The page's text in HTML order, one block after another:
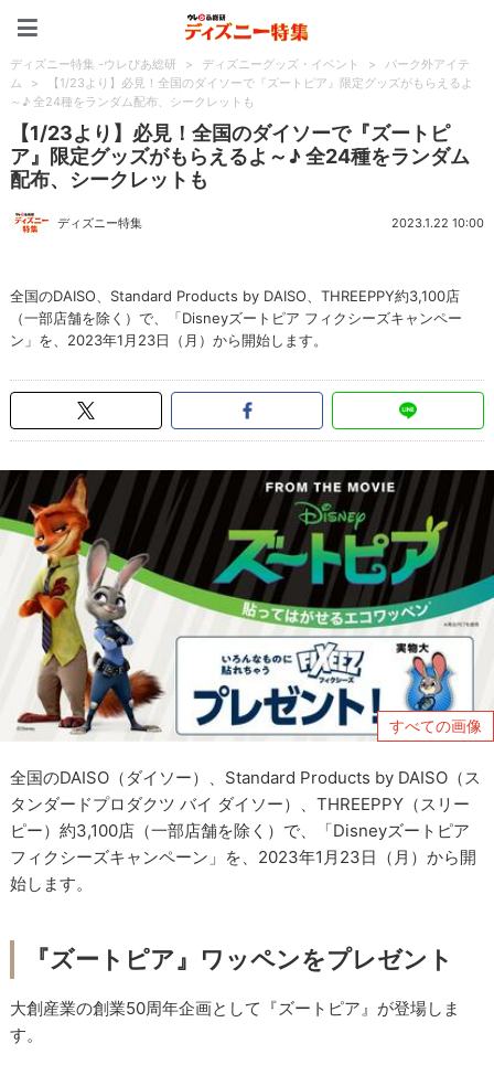
ディズニー特集 -ウレぴあ総研 > ディズニーグッズ・イベント >
パーク外アイテ
ム
>
【1/23より】必見！全国のダイソーで『ズートピア』限定グッズがもらえるよ
～♪ 全24種をランダム配布、シークレットも
【1/23より】必見！全国のダイソーで『ズートピ
ア』限定グッズがもらえるよ～♪ 全24種をランダム
配布、シークレットも
ディズニー特集 2023.1.22 10:00
全国のDAISO、Standard Products by DAISO、THREEPPY約3,100店
（一部店舗を除く）で、「Disneyズートピア フィクシーズキャンペー
ン」を、2023年1月23日（月）から開始します。
すべての画像
全国のDAISO（ダイソー）、Standard Products by DAISO（ス
タンダードプロダクツ バイ ダイソー）、THREEPPY（スリー
ピー）約3,100店（一部店舗を除く）で、「Disneyズートピア
フィクシーズキャンペーン」を、2023年1月23日（月）から開
始します。
『ズートピア』ワッペンをプレゼント
大創産業の創業50周年企画として『ズートピア』が登場しま
す。